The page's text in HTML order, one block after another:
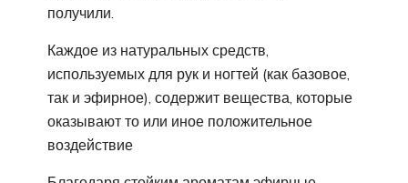
получили.
Каждое из натуральных средств,
используемых для рук и ногтей (как базовое,
так и эфирное), содержит вещества, которые
оказывают то или иное положительное
воздействие